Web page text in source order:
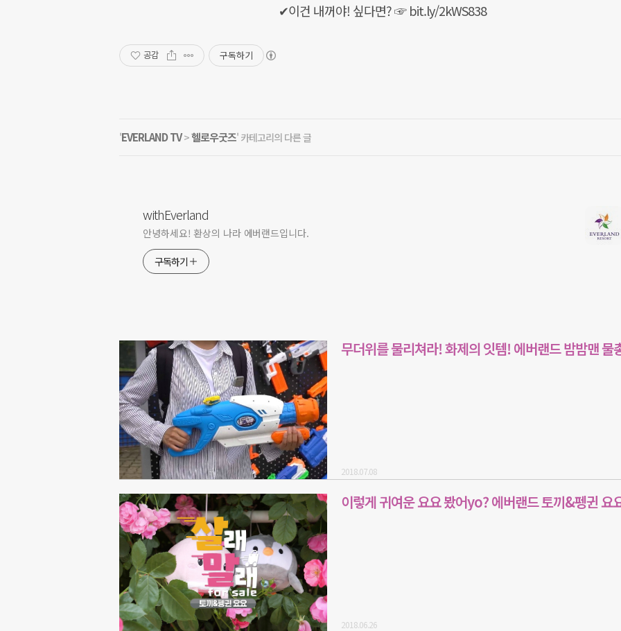
✔이건 내꺼야! 싶다면? ☞ bit.ly/2kWS838
공감 구독하기
'EVERLAND TV>헬로우굿즈' 카테고리의 다른 글
withEverland
안녕하세요! 환상의 나라 에버랜드입니다.
구독하기
무더위를 물리쳐라! 화제의 잇템! 에버랜드 밤밤맨 물
2018.07.08
이렇게 귀여운 요요 봤어yo? 에버랜드 토끼&펭귄 요
2018.06.26